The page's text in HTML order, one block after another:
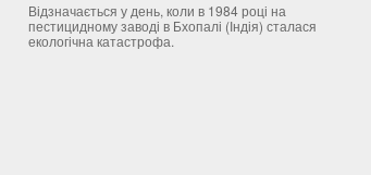
Відзначається у день, коли в 1984 році на
пестицидному заводі в Бхопалі (Індія) сталася
екологічна катастрофа.